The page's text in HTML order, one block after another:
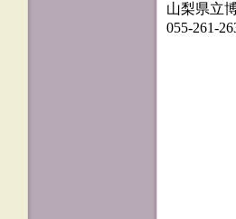
山梨県立
055-261-